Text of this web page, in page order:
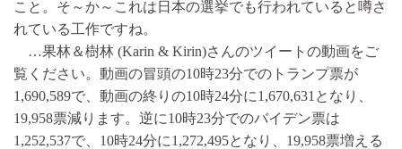
こと。そ～か～これは日本の選挙でも行われていると噂さ
れている工作ですね。
…果林＆樹林 (Karin & Kirin)さんのツイートの動画をご
覧ください。動画の冒頭の10時23分でのトランプ票が
1,690,589で、動画の終りの10時24分に1,670,631となり、
19,958票減ります。逆に10時23分でのバイデン票は
1,252,537で、10時24分に1,272,495となり、19,958票増える